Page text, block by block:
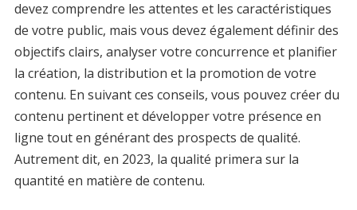
devez comprendre les attentes et les caractéristiques
de votre public, mais vous devez également définir des
objectifs clairs, analyser votre concurrence et planifier
la création, la distribution et la promotion de votre
contenu. En suivant ces conseils, vous pouvez créer du
contenu pertinent et développer votre présence en
ligne tout en générant des prospects de qualité.
Autrement dit, en 2023, la qualité primera sur la
quantité en matière de contenu.